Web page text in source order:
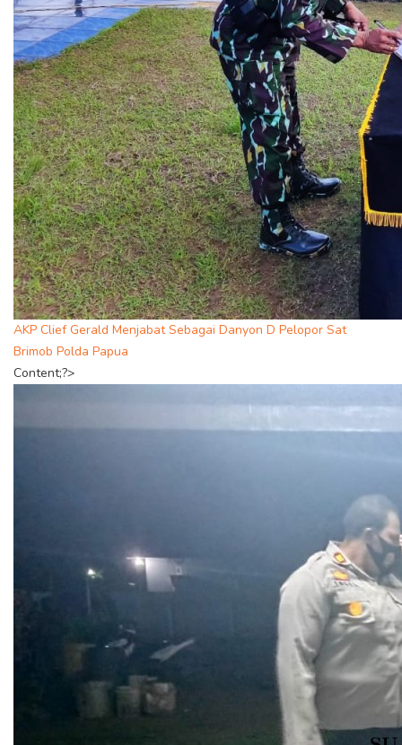
AKP Clief Gerald Menjabat Sebagai Danyon D Pelopor Sat
Brimob Polda Papua
Content;?>